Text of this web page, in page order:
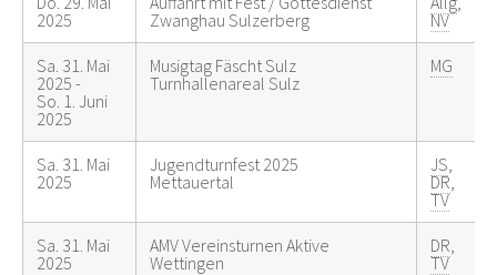
2025
Zwanghau Sulzerberg
NV
Sa. 31. Mai
2025 -
So. 1. Juni
2025
Musigtag Fäscht Sulz
Turnhallenareal Sulz
MG
Sa. 31. Mai
2025
Jugendturnfest 2025
Mettauertal
JS
DR
TV
Sa. 31. Mai
2025
AMV Vereinsturnen Aktive
Wettingen
DR
TV